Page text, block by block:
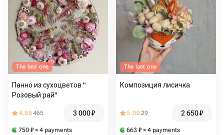
The last one
Панно из сухоцветов "
Розовый рай"
4.88465 3 000₽
750 ₽ × 4 payments
The last one
Композиция лисичка
5.0029 2 650₽
663 ₽ × 4 payments